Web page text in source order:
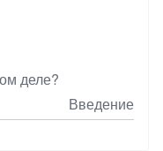
деле?
Введение